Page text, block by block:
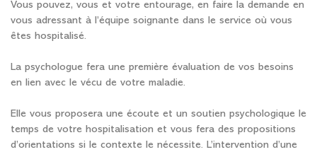
Vous pouvez, vous et votre entourage, en faire la demande en
vous adressant à l’équipe soignante dans le service où vous
êtes hospitalisé.
La psychologue fera une première évaluation de vos besoins
en lien avec le vécu de votre maladie.
Elle vous proposera une écoute et un soutien psychologique le
temps de votre hospitalisation et vous fera des propositions
d’orientations si le contexte le nécessite. L’intervention d’une